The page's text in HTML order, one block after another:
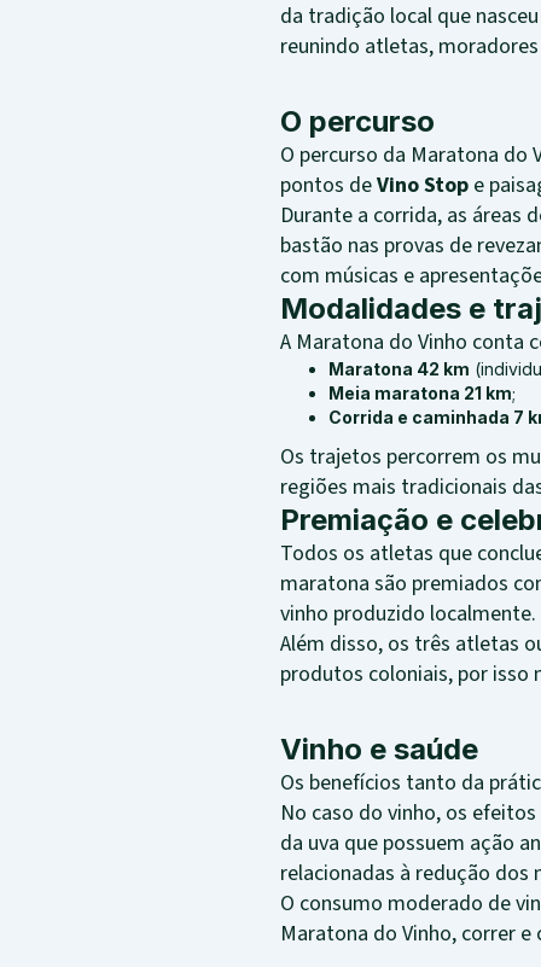
da tradição local que
reunindo atletas,
O percurso
O percurso da Maratona do
pontos deVino Stop e
Durante a corrida, as áreas
bastão nas provas de
com músicas e
Modalidades e
A Maratona do Vinho conta
Maratona 42 km
Meia maratona 21 km;
Corrida e caminhada 7
Os trajetos percorrem os
regiões mais tradicionais
Premiação e
Todos os atletas que
maratona são premiados
vinho produzido localmente.
Além disso, os três atletas
produtos coloniais, por
Vinho e saúde
Os benefícios tanto da
No caso do vinho, os
da uva que possuem ação
relacionadas à redução dos
O consumo moderado de
Maratona do Vinho, correr